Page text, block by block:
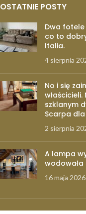
OSTATNIE POSTY
Dwa fotele
co to
Italia.
4 sierpnia
No i się
szklanym
Scarpa dla
2 sierpnia
A lampa
wodowała
16 maja 2026